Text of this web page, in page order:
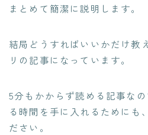
まとめて簡潔に説明します。
結局どうすればいいかだけ教
リの記事になっています。
5分もかからず読める記事な
る時間を手に入れるためにも
ださい。